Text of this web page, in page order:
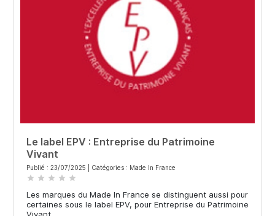
Le label EPV : Entreprise du Patrimoine
Vivant
Publié : 23/07/2025 | Catégories : Made In France
star star star star star
Les marques du Made In France se distinguent aussi pour
certaines sous le label EPV, pour Entreprise du Patrimoine
Vivant.